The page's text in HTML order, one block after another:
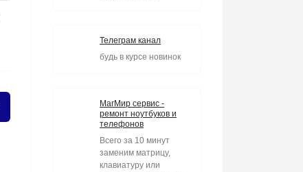
Телеграм канал
будь в курсе новинок
МагМир сервис -
ремонт ноутбуков и
телефонов
Всего за 10 минут
заменим матрицу,
клавиатуру или